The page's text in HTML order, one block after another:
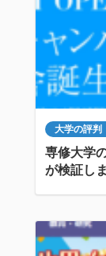
大学の評判
専修大学
が検証し